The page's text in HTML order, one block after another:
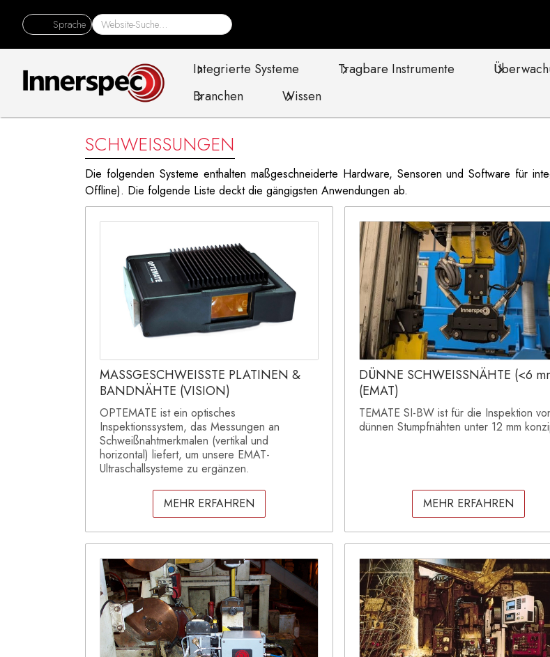
Sprache
Integrierte Systeme Tragbare Instrumente
Branchen
Wissen
SCHWEISSUNGEN
Die folgenden Systeme enthalten maßgeschneiderte Hardware, Sensoren und Software für
Offline). Die folgende Liste deckt die gängigsten Anwendungen ab.
MASSGESCHWEISSTE PLATINEN &
BANDNÄHTE (VISION)
OPTEMATE ist ein optisches
Inspektionssystem, das Messungen an
Schweißnahtmerkmalen (vertikal und
horizontal) liefert, um unsere EMAT-
Ultraschallsysteme zu ergänzen.
MEHR ERFAHREN
DÜNNE SCHWEISSNÄHTE (<6
(EMAT)
TEMATE SI-BW ist für die Inspektion
dünnen Stumpfnähten unter 12 mm
MEHR ERFAHREN